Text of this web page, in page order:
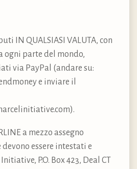
IN QUALSIASI VALUTA, con
ogni parte del mondo,
via PayPal (andare su:
e inviare il
a mezzo assegno
essere intestati e
P.O. Box 423, Deal CT